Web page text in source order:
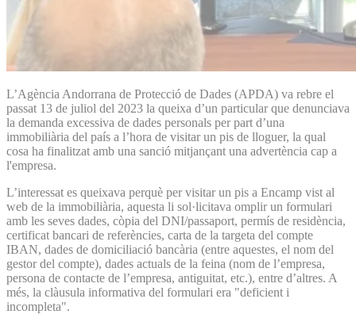
L’Agència Andorrana de Protecció de Dades (APDA) va rebre el
passat 13 de juliol del 2023 la queixa d’un particular que denunciava
la demanda excessiva de dades personals per part d’una
immobiliària del país a l’hora de visitar un pis de lloguer, la qual
cosa ha finalitzat amb una sanció mitjançant una advertència cap a
l'empresa.
L’interessat es queixava perquè per visitar un pis a Encamp vist al
web de la immobiliària, aquesta li sol·licitava omplir un formulari
amb les seves dades, còpia del DNI/passaport, permís de residència,
certificat bancari de referències, carta de la targeta del compte
IBAN, dades de domiciliació bancària (entre aquestes, el nom del
gestor del compte), dades actuals de la feina (nom de l’empresa,
persona de contacte de l’empresa, antiguitat, etc.), entre d’altres. A
més, la clàusula informativa del formulari era "deficient i
incompleta".